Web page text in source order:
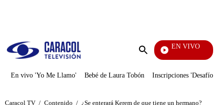
Enviar
EN VIVO
Vecinos
En vivo 'Yo Me Llamo' Bebé de Laura Tobón Inscripciones 'Desafío'
Caracol TV / Contenido / ¿Se enterará Kerem de que tiene un hermano?